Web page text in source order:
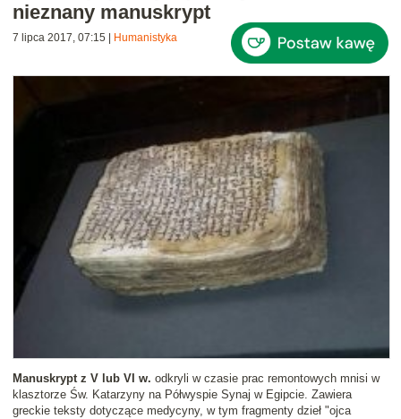
nieznany manuskrypt
7 lipca 2017, 07:15 Humanistyka
Manuskrypt z V lub VI w. odkryli w czasie prac remontowych mnisi w
klasztorze Św. Katarzyny na Półwyspie Synaj w Egipcie. Zawiera
greckie teksty dotyczące medycyny, w tym fragmenty dzieł "ojca